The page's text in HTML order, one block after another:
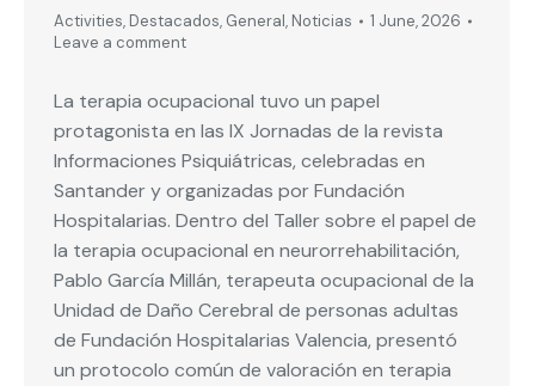
Activities, Destacados, General, Noticias
1 June, 2026
Leave a comment
La terapia ocupacional tuvo un papel
protagonista en las IX Jornadas de la revista
Informaciones Psiquiátricas, celebradas en
Santander y organizadas por Fundación
Hospitalarias. Dentro del Taller sobre el papel de
la terapia ocupacional en neurorrehabilitación,
Pablo García Millán, terapeuta ocupacional de la
Unidad de Daño Cerebral de personas adultas
de Fundación Hospitalarias Valencia, presentó
un protocolo común de valoración en terapia